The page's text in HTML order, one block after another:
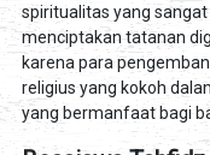
spiritualitas yang
menciptakan tatanan
karena para
religius yang kokoh
yang bermanfaat bagi